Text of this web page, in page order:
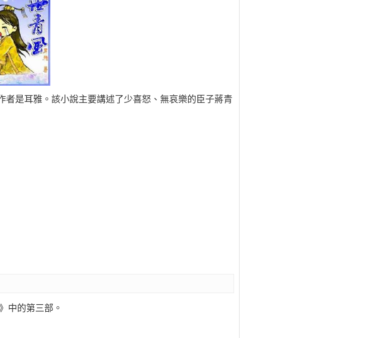
者是耳雅。該小說主要講述了少喜怒、無哀樂的臣子蔣青
中的第三部。